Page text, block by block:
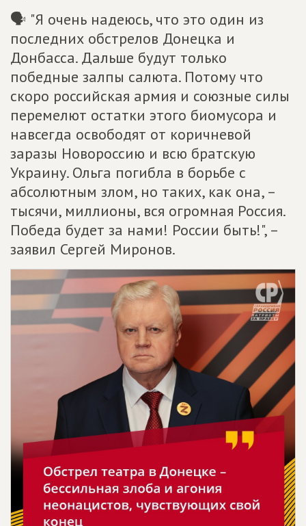
🗣 "Я очень надеюсь, что это один из
последних обстрелов Донецка и
Донбасса. Дальше будут только
победные залпы салюта. Потому что
скоро российская армия и союзные силы
перемелют остатки этого биомусора и
навсегда освободят от коричневой
заразы Новороссию и всю братскую
Украину. Ольга погибла в борьбе с
абсолютным злом, но таких, как она, –
тысячи, миллионы, вся огромная Россия.
Победа будет за нами! России быть!", –
заявил Сергей Миронов.